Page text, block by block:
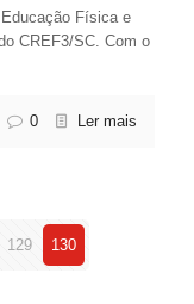
Física e
CREF3/SC. Com o
0 Ler mais
129 130